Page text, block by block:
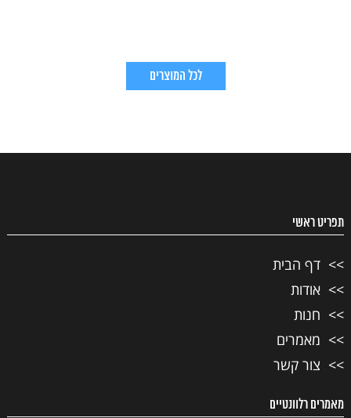
לכל המוצרים
תפריט ראשי
דף הבית
אודות
חנות
מאמרים
צור קשר
מאמרים רלוונטיים